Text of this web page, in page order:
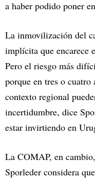
a haber podido poner
La inmovilización del
implícita que encarece
Pero el riesgo más
porque en tres o
contexto regional
incertidumbre, dice
estar invirtiendo en
La COMAP, en
Sporleder considera